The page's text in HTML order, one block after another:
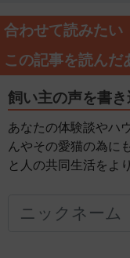
合わせて読みたい
この記事を読んだ
飼い主の声を書
あなたの体験談やハ
んやその愛猫の為に
と人の共同生活をよ